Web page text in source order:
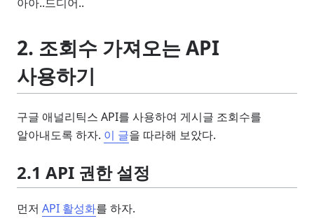
2. 조회수 가져오는 API
사용하기
구글 애널리틱스 API를 사용하여 게시글 조회수를
알아내도록 하자. 이 글을 따라해 보았다.
2.1 API 권한 설정
먼저 API 활성화를 하자.